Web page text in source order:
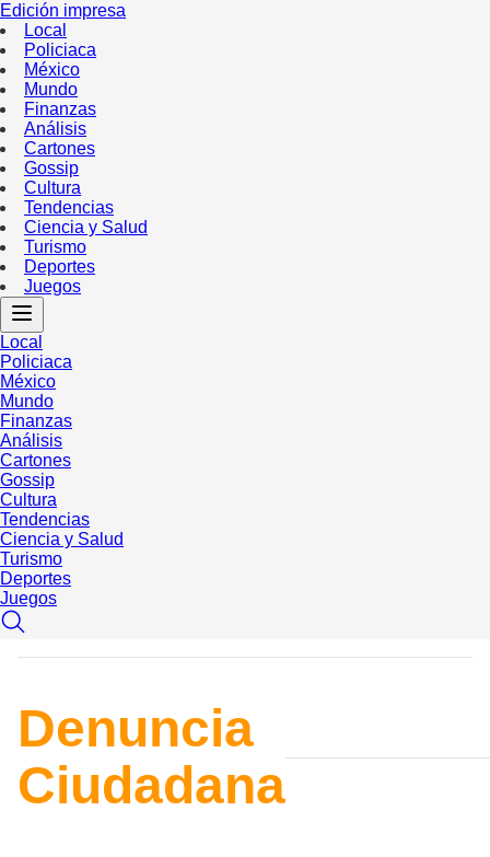
Edición impresa
Local
Policiaca
México
Mundo
Finanzas
Análisis
Cartones
Gossip
Cultura
Tendencias
Ciencia y Salud
Turismo
Deportes
Juegos
Local
Policiaca
México
Mundo
Finanzas
Análisis
Cartones
Gossip
Cultura
Tendencias
Ciencia y Salud
Turismo
Deportes
Juegos
Denuncia
Ciudadana